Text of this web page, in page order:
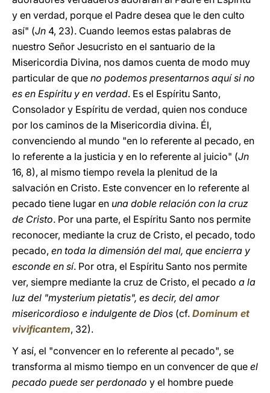
y en verdad, porque el Padre desea que le den culto
así" (Jn 4, 23). Cuando leemos estas palabras de
nuestro Señor Jesucristo en el santuario de la
Misericordia Divina, nos damos cuenta de modo muy
particular de que no podemos presentarnos aquí si no
es en Espíritu y en verdad. Es el Espíritu Santo,
Consolador y Espíritu de verdad, quien nos conduce
por los caminos de la Misericordia divina. Él,
convenciendo al mundo "en lo referente al pecado, en
lo referente a la justicia y en lo referente al juicio" (Jn
16, 8), al mismo tiempo revela la plenitud de la
salvación en Cristo. Este convencer en lo referente al
pecado tiene lugar en una doble relación con la cruz
de Cristo. Por una parte, el Espíritu Santo nos permite
reconocer, mediante la cruz de Cristo, el pecado, todo
pecado, en toda la dimensión del mal, que encierra y
esconde en sí. Por otra, el Espíritu Santo nos permite
ver, siempre mediante la cruz de Cristo, el pecado a la
luz del "mysterium pietatis", es decir, del amor
misericordioso e indulgente de Dios (cf. Dominum et
vivificantem, 32).
Y así, el "convencer en lo referente al pecado", se
transforma al mismo tiempo en un convencer de que el
pecado puede ser perdonado y el hombre puede